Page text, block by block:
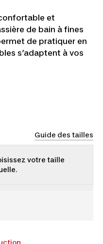
et
de bain à fines
de pratiquer en
s’adaptent à vos
Guide des tailles
votre taille